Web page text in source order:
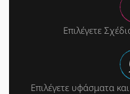
Επιλέγετε
Επιλέγετε υφάσματα